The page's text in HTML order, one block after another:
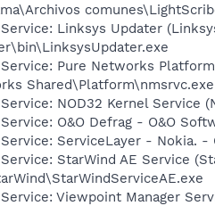
Linksys Updater
Pure Networks
Shared\Platform\nmsrvc.exe
NOD32 Kernel Service
O&O Defrag - O&O
ServiceLayer - Nokia. -
StarWind AE Service
Viewpoint Manager